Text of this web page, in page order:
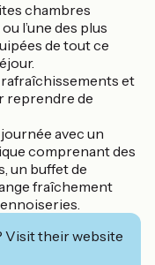
chambres
l’une des plus
de tout ce
rafraîchissements et
reprendre de
avec un
comprenant des
un buffet de
fraîchement
Visit their website